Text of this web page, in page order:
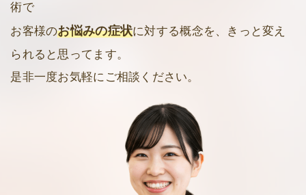
術で
お客様のお悩みの症状に対する概念を、きっと変え
られると思ってます。
是非一度お気軽にご相談ください。